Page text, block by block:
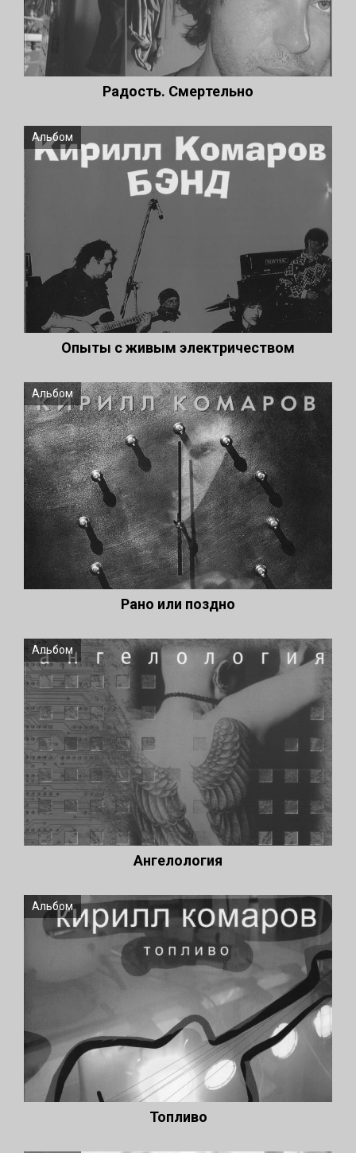
Радость. Смертельно
Альбом
Опыты с живым электричеством
Альбом
Рано или поздно
Альбом
Ангелология
Альбом
Топливо